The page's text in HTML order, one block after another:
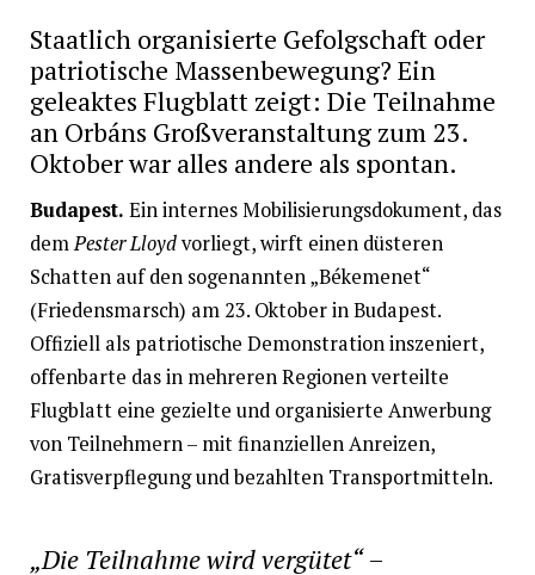
Staatlich organisierte Gefolgschaft oder
patriotische Massenbewegung? Ein
geleaktes Flugblatt zeigt: Die Teilnahme
an Orbáns Großveranstaltung zum 23.
Oktober war alles andere als spontan.
Budapest. Ein internes Mobilisierungsdokument, das
demPester Lloydvorliegt, wirft einen düsteren
Schatten auf den sogenannten „Békemenet“
(Friedensmarsch) am 23. Oktober in Budapest.
Offiziell als patriotische Demonstration inszeniert,
offenbarte das in mehreren Regionen verteilte
Flugblatt eine gezielte und organisierte Anwerbung
von Teilnehmern – mit finanziellen Anreizen,
Gratisverpflegung und bezahlten Transportmitteln.
„Die Teilnahme wird vergütet“–